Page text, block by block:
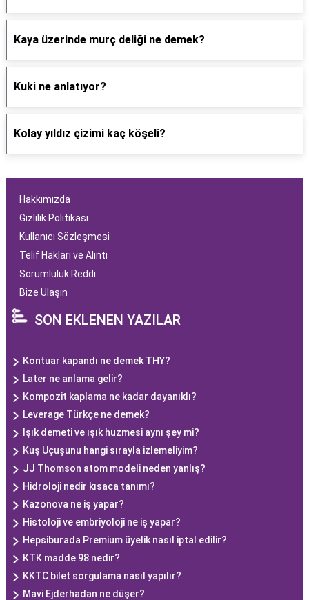
Kaya üzerinde murç deliği ne demek?
Kuki ne anlatıyor?
Kolay yıldız çizimi kaç köşeli?
Hakkımızda
Gizlilik Politikası
Kullanıcı Sözleşmesi
Telif Hakları ve Alıntı
Sorumluluk Reddi
Bize Ulaşın
SON EKLENEN YAZILAR
Kontuar kapandı ne demek THY?
Later ne anlama gelir?
Kompozit kaplama ne kadar dayanıklı?
Leverage Türkçe ne demek?
Işık demeti ve ışık huzmesi aynı şey mi?
Kuş Uçuşunu hangi sırayla izlemeliyim?
JJ Thomson atom modeli neden yanlış?
Hidroloji nedir kısaca tanımı?
Kazonova ne iş yapar?
Histoloji ve embriyoloji ne iş yapar?
Hepsiburada Premium üyelik nasıl iptal edilir?
KTK madde 98 nedir?
KKTC bilet sorgulama nasıl yapılır?
Mavi Ejderhadan ne düşer?